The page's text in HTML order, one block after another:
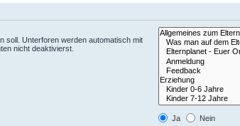
soll. Unterforen werden automatisch mit
nicht deaktivierst.
Ja
Nein